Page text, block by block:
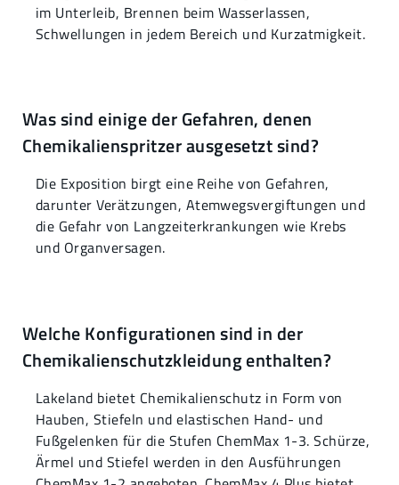
im Unterleib, Brennen beim Wasserlassen,
Schwellungen in jedem Bereich und Kurzatmigkeit.
Was sind einige der Gefahren, denen
Chemikalienspritzer ausgesetzt sind?
Die Exposition birgt eine Reihe von Gefahren,
darunter Verätzungen, Atemwegsvergiftungen und
die Gefahr von Langzeiterkrankungen wie Krebs
und Organversagen.
Welche Konfigurationen sind in der
Chemikalienschutzkleidung enthalten?
Lakeland bietet Chemikalienschutz in Form von
Hauben, Stiefeln und elastischen Hand- und
Fußgelenken für die Stufen ChemMax 1-3. Schürze,
Ärmel und Stiefel werden in den Ausführungen